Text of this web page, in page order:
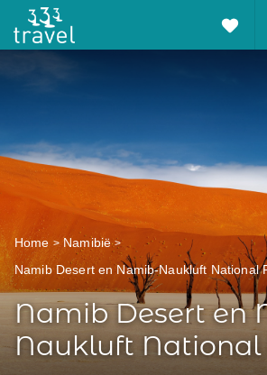
Home
Namibië
Namib Desert en Namib-Naukluft National
Namib Desert en
Naukluft National